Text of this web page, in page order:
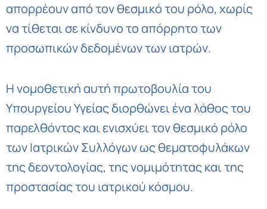
απορρέουν από τον θεσμικό του ρόλο, χωρίς
να τίθεται σε κίνδυνο το απόρρητο των
προσωπικών δεδομένων των ιατρών.
Η νομοθετική αυτή πρωτοβουλία του
Υπουργείου Υγείας διορθώνει ένα λάθος του
παρελθόντος και ενισχύει τον θεσμικό ρόλο
των Ιατρικών Συλλόγων ως θεματοφυλάκων
της δεοντολογίας, της νομιμότητας και της
προστασίας του ιατρικού κόσμου.